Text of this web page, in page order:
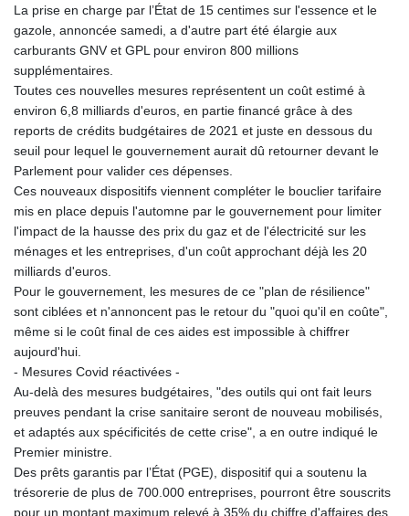
La prise en charge par l’État de 15 centimes sur l'essence et le
gazole, annoncée samedi, a d'autre part été élargie aux
carburants GNV et GPL pour environ 800 millions
supplémentaires.
Toutes ces nouvelles mesures représentent un coût estimé à
environ 6,8 milliards d'euros, en partie financé grâce à des
reports de crédits budgétaires de 2021 et juste en dessous du
seuil pour lequel le gouvernement aurait dû retourner devant le
Parlement pour valider ces dépenses.
Ces nouveaux dispositifs viennent compléter le bouclier tarifaire
mis en place depuis l'automne par le gouvernement pour limiter
l'impact de la hausse des prix du gaz et de l'électricité sur les
ménages et les entreprises, d'un coût approchant déjà les 20
milliards d'euros.
Pour le gouvernement, les mesures de ce "plan de résilience"
sont ciblées et n'annoncent pas le retour du "quoi qu'il en coûte",
même si le coût final de ces aides est impossible à chiffrer
aujourd'hui.
- Mesures Covid réactivées -
Au-delà des mesures budgétaires, "des outils qui ont fait leurs
preuves pendant la crise sanitaire seront de nouveau mobilisés,
et adaptés aux spécificités de cette crise", a en outre indiqué le
Premier ministre.
Des prêts garantis par l’État (PGE), dispositif qui a soutenu la
trésorerie de plus de 700.000 entreprises, pourront être souscrits
pour un montant maximum relevé à 35% du chiffre d'affaires des